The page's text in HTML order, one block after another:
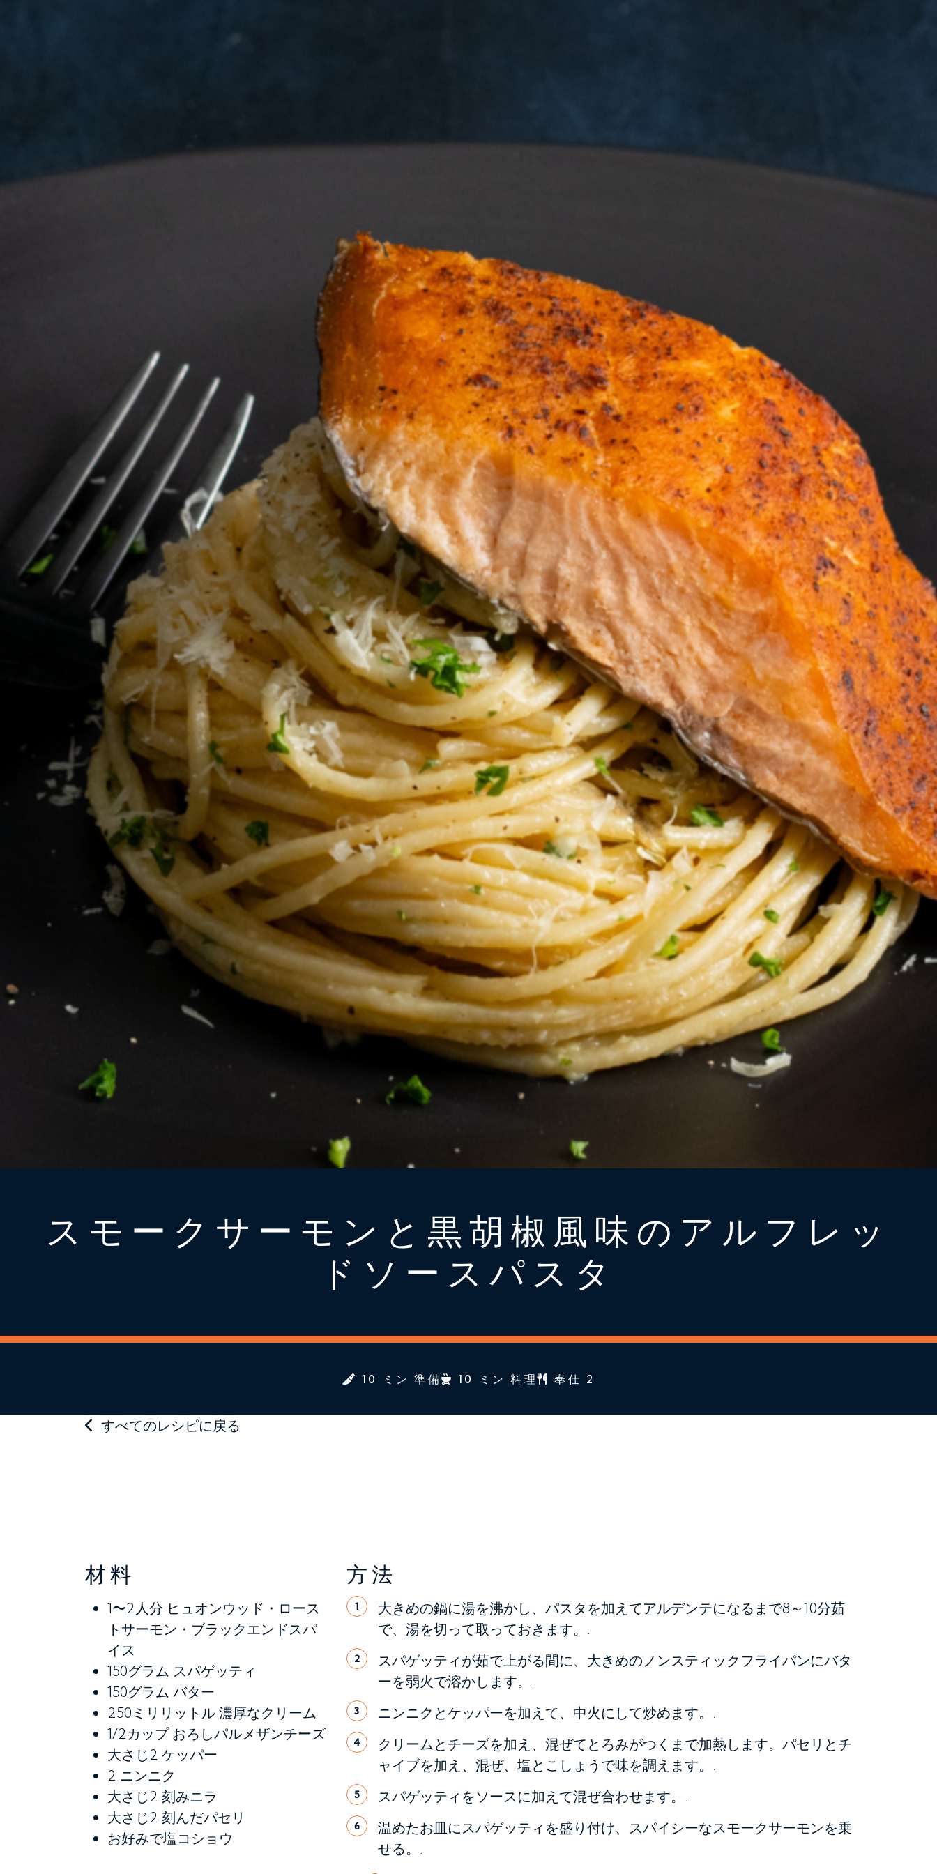
スモークサーモンと黒胡椒風味のアルフレッ
ドソースパスタ
10 ミン 準備 10 ミン 料理 奉仕 2
すべてのレシピに戻る
材料
1〜2人分 ヒュオンウッド・ロース
トサーモン・ブラックエンドスパ
イス
150グラム スパゲッティ
150グラム バター
250ミリリットル 濃厚なクリーム
1/2カップ おろしパルメザンチーズ
大さじ2 ケッパー
2 ニンニク
大さじ2 刻みニラ
大さじ2 刻んだパセリ
お好みで塩コショウ
方法
1
大きめの鍋に湯を沸かし、パスタを加えてアルデンテになるまで8～10分茹
で、湯を切って取っておきます。.
2
スパゲッティが茹で上がる間に、大きめのノンスティックフライパンにバタ
ーを弱火で溶かします。.
3 ニンニクとケッパーを加えて、中火にして炒めます。.
4
クリームとチーズを加え、混ぜてとろみがつくまで加熱します。パセリとチ
ャイブを加え、混ぜ、塩とこしょうで味を調えます。.
5 スパゲッティをソースに加えて混ぜ合わせます。.
6
温めたお皿にスパゲッティを盛り付け、スパイシーなスモークサーモンを乗
せる。.